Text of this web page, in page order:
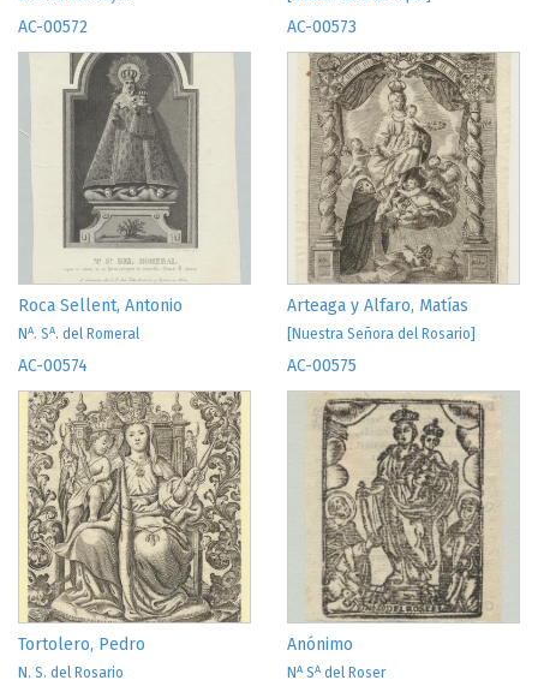
AC-00572
Roca Sellent, Antonio
N A. SA. del Romeral
AC-00573
Arteaga y Alfaro, Matías
[Nuestra Señora del Rosario]
AC-00574
Tortolero, Pedro
N. S. del Rosario
AC-00575
Anónimo
N A SA del Roser